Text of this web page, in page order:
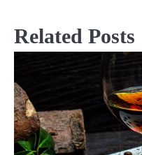
Related Posts